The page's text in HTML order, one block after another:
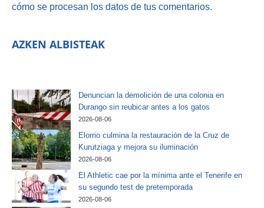
cómo se procesan los datos de tus comentarios.
AZKEN ALBISTEAK
Denuncian la demolición de una colonia en
Durango sin reubicar antes a los gatos
2026-08-06
Elorrio culmina la restauración de la Cruz de
Kurutziaga y mejora su iluminación
2026-08-06
El Athletic cae por la mínima ante el Tenerife en
su segundo test de pretemporada
2026-08-06